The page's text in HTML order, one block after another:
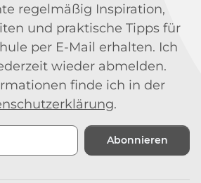
regelmäßig Inspiration,
und praktische Tipps für
per E-Mail erhalten. Ich
wieder abmelden.
finde ich in der
.
Abonnieren